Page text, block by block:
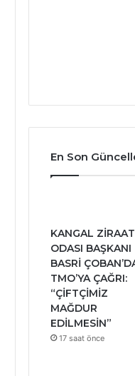
En Son
KANGAL ZİRAAT
ODASI BAŞKANI
BASRİ
TMO’YA ÇAĞRI:
“ÇİFTÇİMİZ
MAĞDUR
EDİLMESİN”
17 saat önce